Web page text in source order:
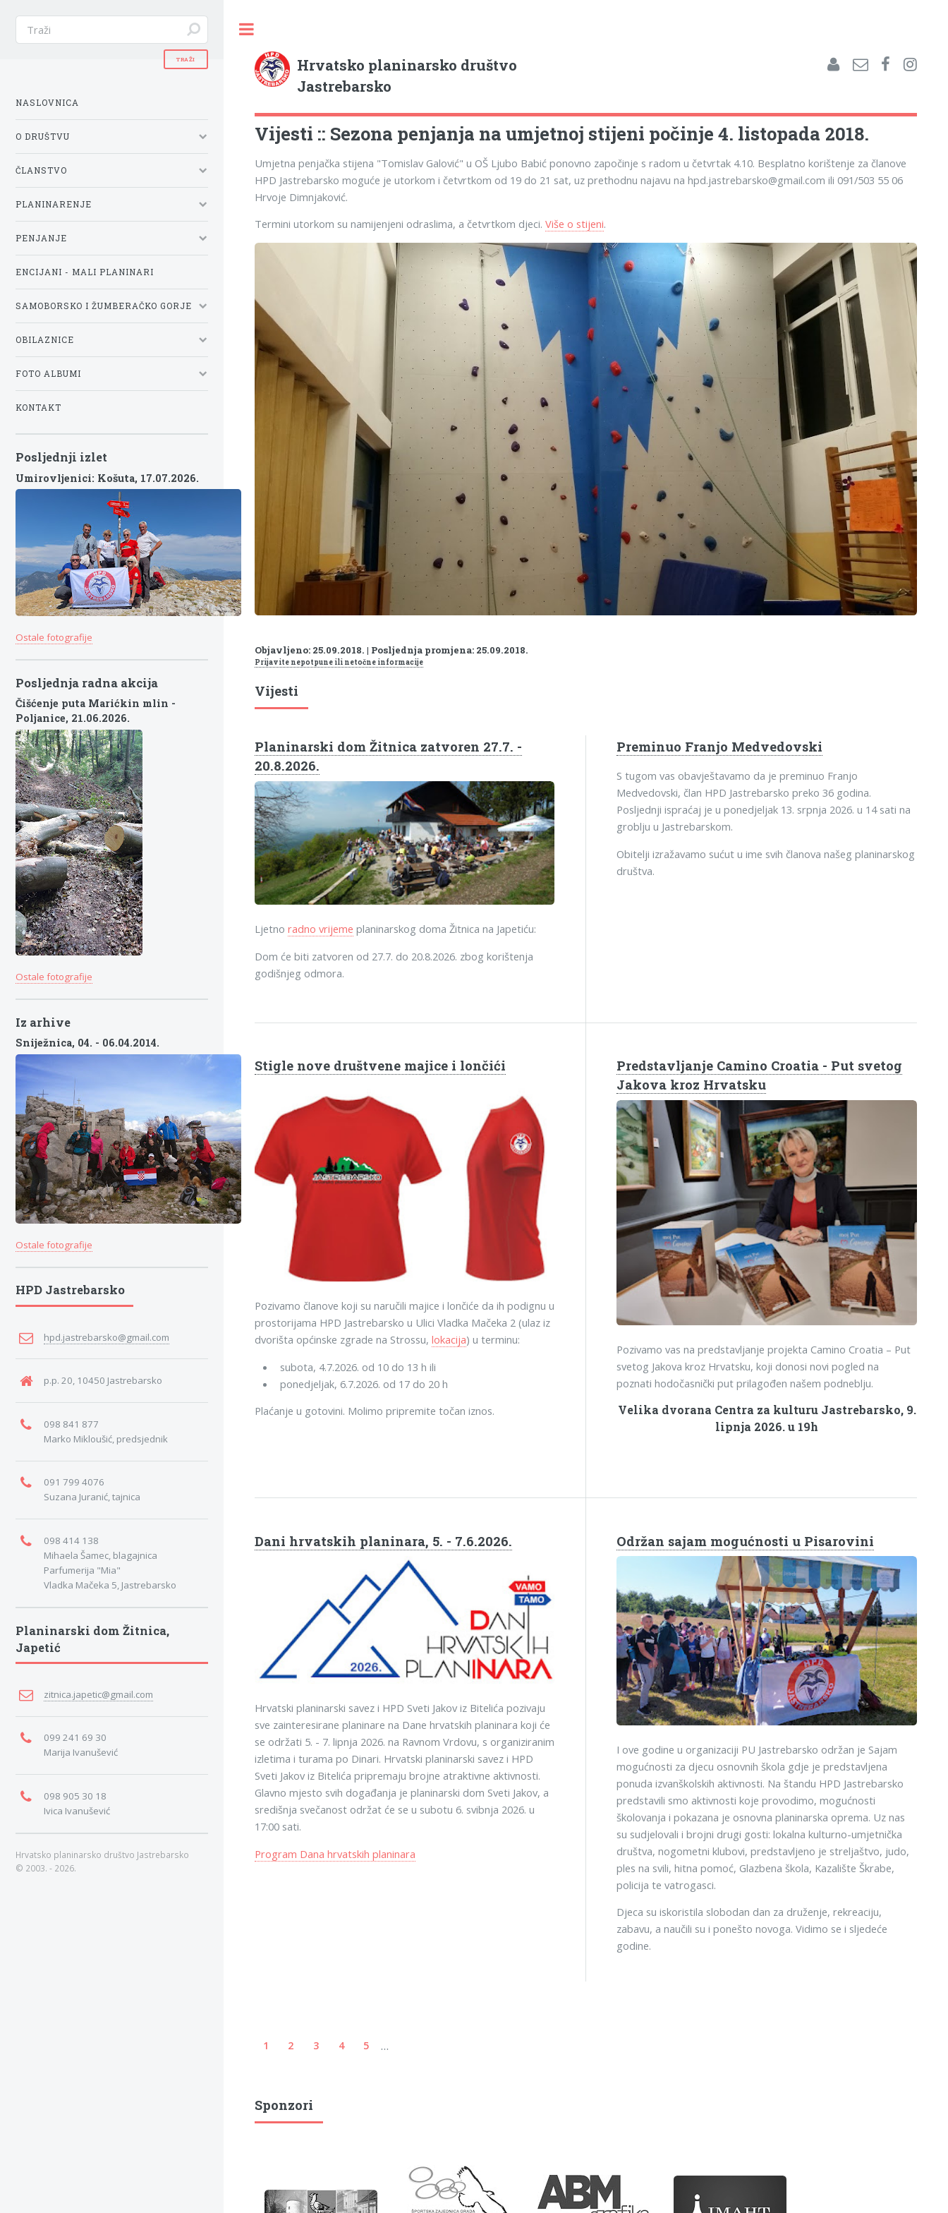
Hrvatsko planinarsko društvo
Jastrebarsko
Vijesti :: Sezona penjanja na umjetnoj stijeni počinje 4. listopada 2018.
Umjetna penjačka stijena "Tomislav Galović" u OŠ Ljubo Babić ponovno započinje s radom u četvrtak 4.10. Besplatno korištenje za članove
HPD Jastrebarsko moguće je utorkom i četvrtkom od 19 do 21 sat, uz prethodnu najavu na hpd.jastrebarsko@gmail.com ili 091/503 55 06
Hrvoje Dimnjaković.
Termini utorkom su namijenjeni odraslima, a četvrtkom djeci. Više o stijeni.
Objavljeno: 25.09.2018. | Posljednja promjena: 25.09.2018.
Prijavite nepotpune ili netočne informacije
Vijesti
Planinarski dom Žitnica zatvoren 27.7. -
20.8.2026.
Ljetno radno vrijeme planinarskog doma Žitnica na Japetiću:
Dom će biti zatvoren od 27.7. do 20.8.2026. zbog korištenja
godišnjeg odmora.
Preminuo Franjo Medvedovski
S tugom vas obavještavamo da je preminuo Franjo
Medvedovski, član HPD Jastrebarsko preko 36 godina.
Posljednji ispraćaj je u ponedjeljak 13. srpnja 2026. u 14 sati na
groblju u Jastrebarskom.
Obitelji izražavamo sućut u ime svih članova našeg planinarskog
društva.
Stigle nove društvene majice i lončići
Pozivamo članove koji su naručili majice i lončiće da ih podignu u
prostorijama HPD Jastrebarsko u Ulici Vladka Mačeka 2 (ulaz iz
dvorišta općinske zgrade na Strossu, lokacija) u terminu:
subota, 4.7.2026. od 10 do 13 h ili
ponedjeljak, 6.7.2026. od 17 do 20 h
Plaćanje u gotovini. Molimo pripremite točan iznos.
Predstavljanje Camino Croatia - Put svetog
Jakova kroz Hrvatsku
Pozivamo vas na predstavljanje projekta Camino Croatia – Put
svetog Jakova kroz Hrvatsku, koji donosi novi pogled na
poznati hodočasnički put prilagođen našem podneblju.
Velika dvorana Centra za kulturu Jastrebarsko, 9.
lipnja 2026. u 19h
Dani hrvatskih planinara, 5. - 7.6.2026.
Hrvatski planinarski savez i HPD Sveti Jakov iz Bitelića pozivaju
sve zainteresirane planinare na Dane hrvatskih planinara koji će
se održati 5. - 7. lipnja 2026. na Ravnom Vrdovu, s organiziranim
izletima i turama po Dinari. Hrvatski planinarski savez i HPD
Sveti Jakov iz Bitelića pripremaju brojne atraktivne aktivnosti.
Glavno mjesto svih događanja je planinarski dom Sveti Jakov, a
središnja svečanost održat će se u subotu 6. svibnja 2026. u
17:00 sati.
Program Dana hrvatskih planinara
Održan sajam mogućnosti u Pisarovini
I ove godine u organizaciji PU Jastrebarsko održan je Sajam
mogućnosti za djecu osnovnih škola gdje je predstavljena
ponuda izvanškolskih aktivnosti. Na štandu HPD Jastrebarsko
predstavili smo aktivnosti koje provodimo, mogućnosti
školovanja i pokazana je osnovna planinarska oprema. Uz nas
su sudjelovali i brojni drugi gosti: lokalna kulturno-umjetnička
društva, nogometni klubovi, predstavljeno je streljaštvo, judo,
ples na svili, hitna pomoć, Glazbena škola, Kazalište Škrabe,
policija te vatrogasci.
Djeca su iskoristila slobodan dan za druženje, rekreaciju,
zabavu, a naučili su i ponešto novoga. Vidimo se i sljedeće
godine.
1 2 3 4 5 ...
Sponzori
NASLOVNICA
O DRUŠTVU
ČLANSTVO
PLANINARENJE
PENJANJE
ENCIJANI - MALI PLANINARI
SAMOBORSKO I ŽUMBERAČKO GORJE
OBILAZNICE
FOTO ALBUMI
KONTAKT
Posljednji izlet
Umirovljenici: Košuta, 17.07.2026.
Ostale fotografije
Posljednja radna akcija
Čišćenje puta Marićkin mlin -
Poljanice, 21.06.2026.
Ostale fotografije
Iz arhive
Sniježnica, 04. - 06.04.2014.
Ostale fotografije
HPD Jastrebarsko
hpd.jastrebarsko@gmail.com
p.p. 20, 10450 Jastrebarsko
098 841 877
Marko Mikloušić, predsjednik
091 799 4076
Suzana Juranić, tajnica
098 414 138
Mihaela Šamec, blagajnica
Parfumerija "Mia"
Vladka Mačeka 5, Jastrebarsko
Planinarski dom Žitnica,
Japetić
zitnica.japetic@gmail.com
099 241 69 30
Marija Ivanušević
098 905 30 18
Ivica Ivanušević
Hrvatsko planinarsko društvo Jastrebarsko
© 2003. - 2026.